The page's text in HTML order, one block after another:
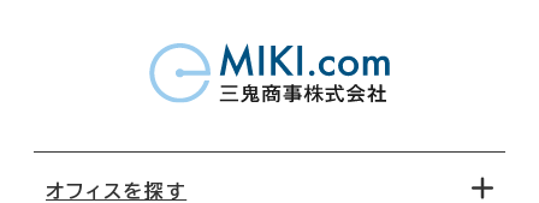
オフィスを探す